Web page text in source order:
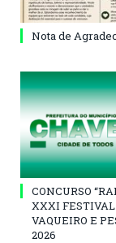
Nota de
CONCURSO
XXXI FESTIVAL
VAQUEIRO E
2026